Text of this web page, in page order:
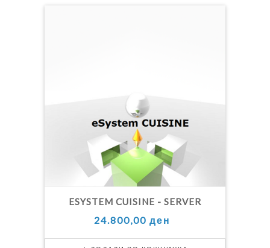
ESYSTEM CUISINE - SERVER
24.800,00 ден